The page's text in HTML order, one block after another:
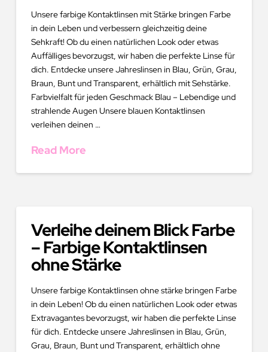
Unsere farbige Kontaktlinsen mit Stärke bringen Farbe
in dein Leben und verbessern gleichzeitig deine
Sehkraft! Ob du einen natürlichen Look oder etwas
Auffälliges bevorzugst, wir haben die perfekte Linse für
dich. Entdecke unsere Jahreslinsen in Blau, Grün, Grau,
Braun, Bunt und Transparent, erhältlich mit Sehstärke.
Farbvielfalt für jeden Geschmack Blau – Lebendige und
strahlende Augen Unsere blauen Kontaktlinsen
verleihen deinen …
Read More
Verleihe deinem Blick Farbe
– Farbige Kontaktlinsen
ohne Stärke
Unsere farbige Kontaktlinsen ohne stärke bringen Farbe
in dein Leben! Ob du einen natürlichen Look oder etwas
Extravagantes bevorzugst, wir haben die perfekte Linse
für dich. Entdecke unsere Jahreslinsen in Blau, Grün,
Grau, Braun, Bunt und Transparent, erhältlich ohne